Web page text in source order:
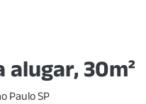
alugar, 30m²
Paulo SP